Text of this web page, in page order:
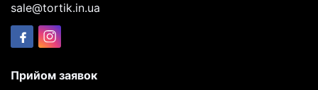
sale@tortik.in.ua
Прийом заявок